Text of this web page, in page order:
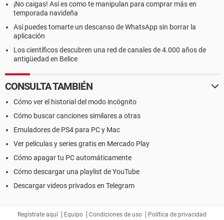
¡No caigas! Así es como te manipulan para comprar más en
temporada navideña
Así puedes tomarte un descanso de WhatsApp sin borrar la
aplicación
Los científicos descubren una red de canales de 4.000 años de
antigüedad en Belice
CONSULTA TAMBIÉN
Cómo ver el historial del modo incógnito
Cómo buscar canciones similares a otras
Emuladores de PS4 para PC y Mac
Ver películas y series gratis en Mercado Play
Cómo apagar tu PC automáticamente
Cómo descargar una playlist de YouTube
Descargar videos privados en Telegram
Regístrate aquí Equipo Condiciones de uso Política de privacidad